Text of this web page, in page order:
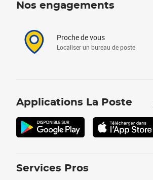
Nos engagements
Proche de vous
Localiser un bureau de poste
Applications La Poste
Services Pros